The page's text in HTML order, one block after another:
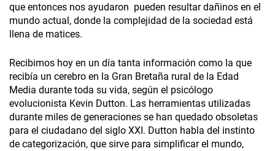
que entonces nos ayudaron pueden resultar dañinos en el
mundo actual, donde la complejidad de la sociedad está
llena de matices.
Recibimos hoy en un día tanta información como la que
recibía un cerebro en la Gran Bretaña rural de la Edad
Media durante toda su vida, según el psicólogo
evolucionista Kevin Dutton. Las herramientas utilizadas
durante miles de generaciones se han quedado obsoletas
para el ciudadano del siglo XXI. Dutton habla del instinto
de categorización, que sirve para simplificar el mundo,